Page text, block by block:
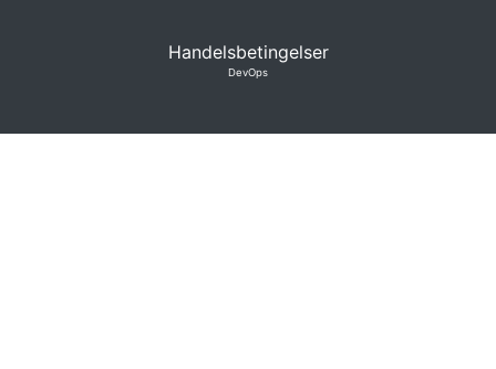
Handelsbetingelser
DevOps